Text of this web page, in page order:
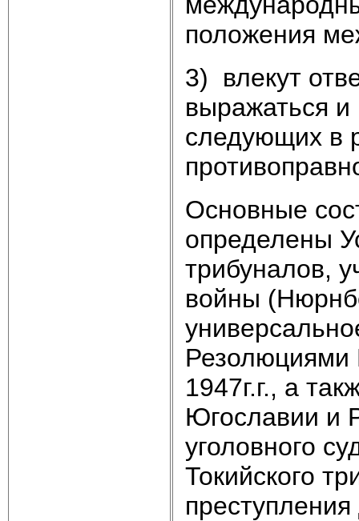
положения
3) влекут
выражаться
следующих в
Основные
определены
трибуналов,
войны
1947г.г., а
Югославии и
уголовного
Токийского